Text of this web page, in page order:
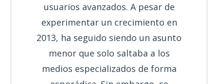
usuarios avanzados. A pesar de
experimentar un crecimiento en
2013, ha seguido siendo un asunto
menor que solo saltaba a los
medios especializados de forma